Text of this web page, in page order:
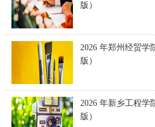
版）
2026 年郑州经贸学
版）
2026 年新乡工程学
版）